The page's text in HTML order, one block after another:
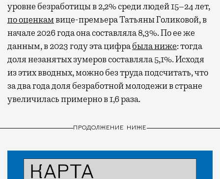
уровне безработицы в 2,2% среди людей 15–24 лет,
по оценкамвице-премьера Татьяны Голиковой, в
начале 2026 года она составляла 8,3%. По ее же
данным, в 2023 году эта цифрабыла ниже: тогда
доля незанятых зумеров составляла 5,1%. Исходя
из этих вводных, можно без труда подсчитать, что
за два года доля безработной молодежи в стране
увеличилась примерно в 1,6 раза.
ПРОДОЛЖЕНИЕ НИЖЕ